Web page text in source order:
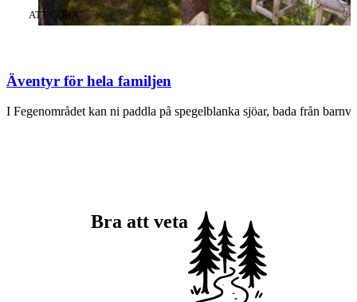
Äventyr för hela familjen
KATEGORI :
ATT GÖRA
I Fegenområdet kan ni paddla på spegelblanka sjöar, bada från
Bra att veta